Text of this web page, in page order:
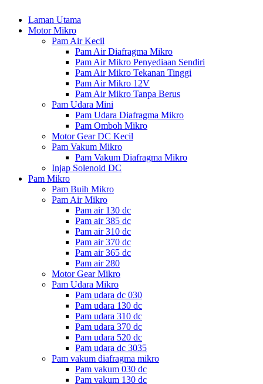
Laman Utama
Motor Mikro
Pam Air Kecil
Pam Air Diafragma Mikro
Pam Air Mikro Penyediaan Sendiri
Pam Air Mikro Tekanan Tinggi
Pam Air Mikro 12V
Pam Air Mikro Tanpa Berus
Pam Udara Mini
Pam Udara Diafragma Mikro
Pam Omboh Mikro
Motor Gear DC Kecil
Pam Vakum Mikro
Pam Vakum Diafragma Mikro
Injap Solenoid DC
Pam Mikro
Pam Buih Mikro
Pam Air Mikro
Pam air 130 dc
Pam air 385 dc
Pam air 310 dc
Pam air 370 dc
Pam air 365 dc
Pam air 280
Motor Gear Mikro
Pam Udara Mikro
Pam udara dc 030
Pam udara 130 dc
Pam udara 310 dc
Pam udara 370 dc
Pam udara 520 dc
Pam udara dc 3035
Pam vakum diafragma mikro
Pam vakum 030 dc
Pam vakum 130 dc